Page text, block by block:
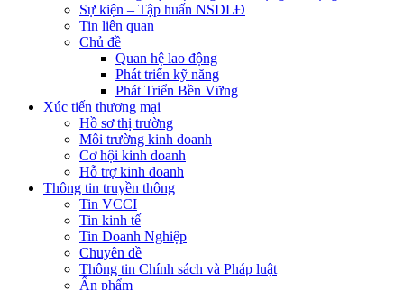
Sự kiện – Tập huấn NSDLĐ
Tin liên quan
Chủ đề
Quan hệ lao động
Phát triển kỹ năng
Phát Triển Bền Vững
Xúc tiến thương mại
Hồ sơ thị trường
Môi trường kinh doanh
Cơ hội kinh doanh
Hỗ trợ kinh doanh
Thông tin truyền thông
Tin VCCI
Tin kinh tế
Tin Doanh Nghiệp
Chuyên đề
Thông tin Chính sách và Pháp luật
Ấn phẩm